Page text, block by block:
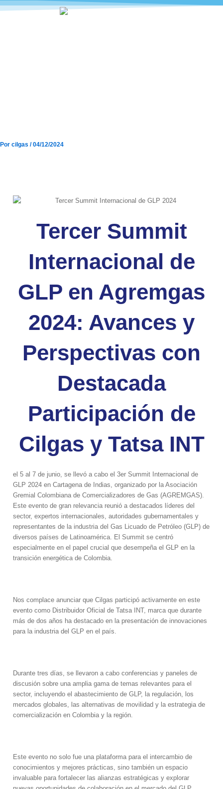
Ir
Por cilgas /04/12/2024
Tercer Summit
Internacional de
GLP en Agremgas
2024: Avances y
Perspectivas con
Destacada
Participación de
Cilgas y Tatsa INT
el 5 al 7 de junio, se llevó a cabo el 3er Summit Internacional de
GLP 2024 en Cartagena de Indias, organizado por la Asociación
Gremial Colombiana de Comercializadores de Gas (AGREMGAS).
Este evento de gran relevancia reunió a destacados líderes del
sector, expertos internacionales, autoridades gubernamentales y
representantes de la industria del Gas Licuado de Petróleo (GLP) de
diversos países de Latinoamérica. El Summit se centró
especialmente en el papel crucial que desempeña el GLP en la
transición energética de Colombia.
Nos complace anunciar que Cilgas participó activamente en este
evento como Distribuidor Oficial de Tatsa INT, marca que durante
más de dos años ha destacado en la presentación de innovaciones
para la industria del GLP en el país.
Durante tres días, se llevaron a cabo conferencias y paneles de
discusión sobre una amplia gama de temas relevantes para el
sector, incluyendo el abastecimiento de GLP, la regulación, los
mercados globales, las alternativas de movilidad y la estrategia de
comercialización en Colombia y la región.
Este evento no solo fue una plataforma para el intercambio de
conocimientos y mejores prácticas, sino también un espacio
invaluable para fortalecer las alianzas estratégicas y explorar